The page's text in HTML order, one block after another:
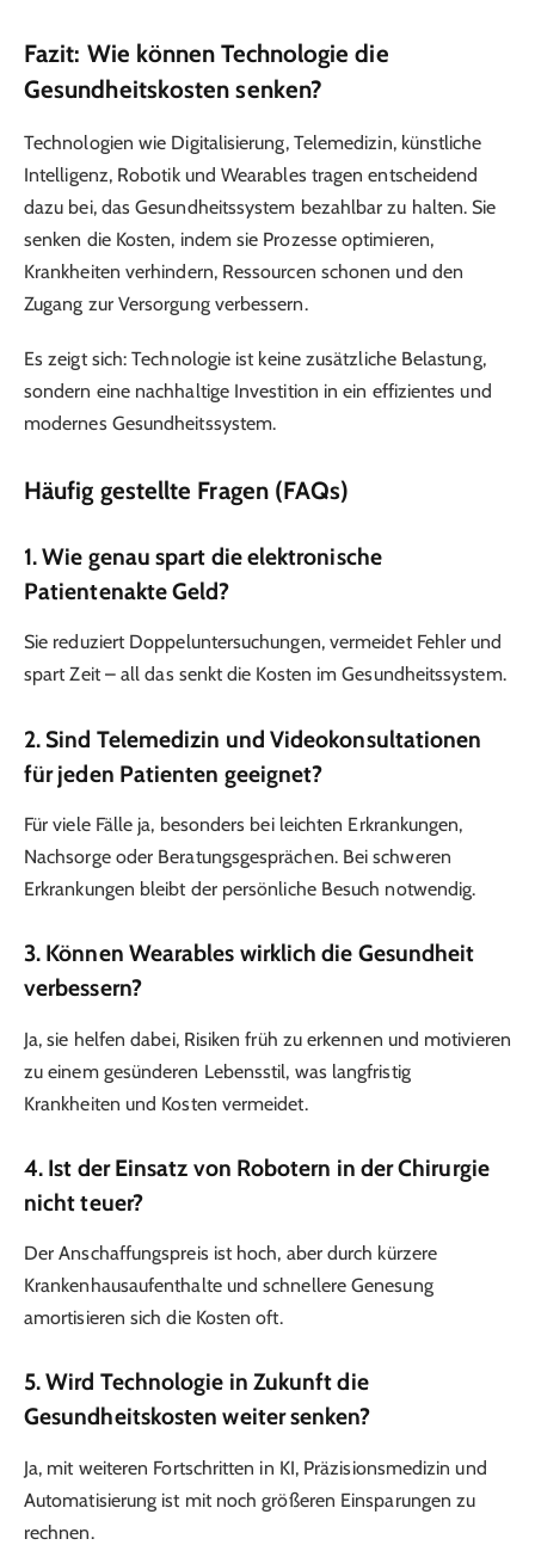
Fazit: Wie können Technologie die
Gesundheitskosten senken?
Technologien wie Digitalisierung, Telemedizin, künstliche
Intelligenz, Robotik und Wearables tragen entscheidend
dazu bei, das Gesundheitssystem bezahlbar zu halten. Sie
senken die Kosten, indem sie Prozesse optimieren,
Krankheiten verhindern, Ressourcen schonen und den
Zugang zur Versorgung verbessern.
Es zeigt sich: Technologie ist keine zusätzliche Belastung,
sondern eine nachhaltige Investition in ein effizientes und
modernes Gesundheitssystem.
Häufig gestellte Fragen (FAQs)
1. Wie genau spart die elektronische
Patientenakte Geld?
Sie reduziert Doppeluntersuchungen, vermeidet Fehler und
spart Zeit – all das senkt die Kosten im Gesundheitssystem.
2. Sind Telemedizin und Videokonsultationen
für jeden Patienten geeignet?
Für viele Fälle ja, besonders bei leichten Erkrankungen,
Nachsorge oder Beratungsgesprächen. Bei schweren
Erkrankungen bleibt der persönliche Besuch notwendig.
3. Können Wearables wirklich die Gesundheit
verbessern?
Ja, sie helfen dabei, Risiken früh zu erkennen und motivieren
zu einem gesünderen Lebensstil, was langfristig
Krankheiten und Kosten vermeidet.
4. Ist der Einsatz von Robotern in der Chirurgie
nicht teuer?
Der Anschaffungspreis ist hoch, aber durch kürzere
Krankenhausaufenthalte und schnellere Genesung
amortisieren sich die Kosten oft.
5. Wird Technologie in Zukunft die
Gesundheitskosten weiter senken?
Ja, mit weiteren Fortschritten in KI, Präzisionsmedizin und
Automatisierung ist mit noch größeren Einsparungen zu
rechnen.